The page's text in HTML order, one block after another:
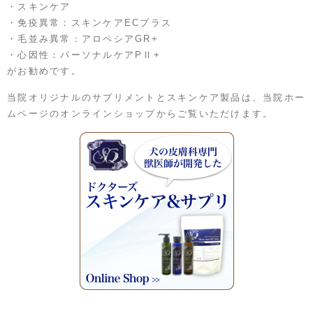
・スキンケア
・免疫異常：スキンケアECプラス
・毛並み異常：アロペシアGR+
・心因性：パーソナルケアPⅡ+
がお勧めです。
当院オリジナルのサプリメントとスキンケア製品は、当院ホー
ムページのオンラインショップからご覧いただけます。